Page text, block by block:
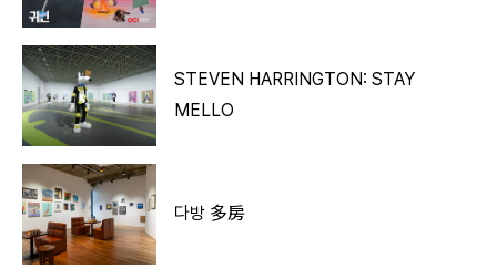
STEVEN HARRINGTON: STAY
MELLO
다방 多房